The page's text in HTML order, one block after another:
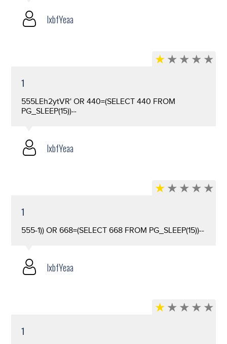
lxbfYeaa
1
555LEh2ytVR' OR 440=(SELECT 440 FROM
PG_SLEEP(15))--
lxbfYeaa
1
555-1)) OR 668=(SELECT 668 FROM PG_SLEEP(15))--
lxbfYeaa
1